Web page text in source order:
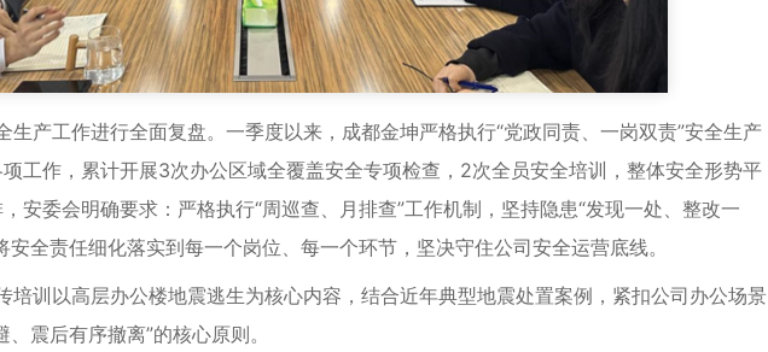
工作进行全面复盘。一季度以来，成都金坤严格执行“党政同责、一岗双责”安全生产
工作，累计开展3次办公区域全覆盖安全专项检查，2次全员安全培训，整体安全形势平
安委会明确要求：严格执行“周巡查、月排查”工作机制，坚持隐患“发现一处、整改一
全责任细化落实到每一个岗位、每一个环节，坚决守住公司安全运营底线。
以高层办公楼地震逃生为核心内容，结合近年典型地震处置案例，紧扣公司办公场景
震后有序撤离”的核心原则。